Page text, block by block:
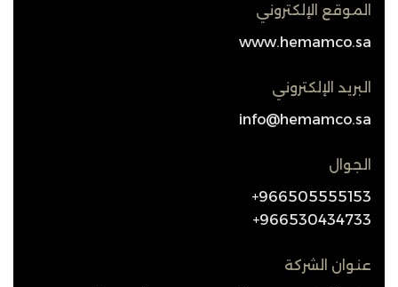
الموقع الإلكتروني
www.hemamco.sa
البريد الإلكتروني
info@hemamco.sa
الجوال
966505555153+
966530434733+
عنوان الشركة